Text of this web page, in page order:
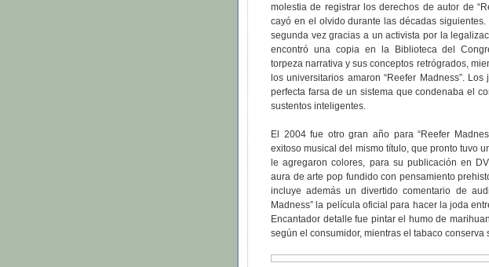
molestia de registrar los derechos de autor de
cayó en el olvido durante las décadas
segunda vez gracias a un activista por la
encontró una copia en la Biblioteca del
torpeza narrativa y sus conceptos retrógrados,
los universitarios amaron “Reefer Madness”.
perfecta farsa de un sistema que condenaba el
sustentos inteligentes.
El 2004 fue otro gran año para “Reefer
exitoso musical del mismo título, que pronto tuvo
le agregaron colores, para su publicación en
aura de arte pop fundido con pensamiento
incluye además un divertido comentario de
Madness” la película oficial para hacer la joda
Encantador detalle fue pintar el humo de
según el consumidor, mientras el tabaco conserva